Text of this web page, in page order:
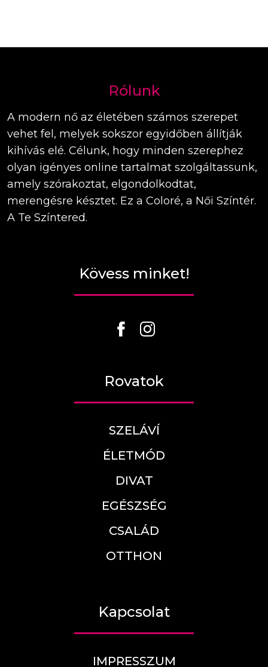
Rólunk
A modern nő az életében számos szerepet
vehet fel, melyek sokszor egyidőben állítják
kihívás elé. Célunk, hogy minden szerephez
olyan igényes online tartalmat szolgáltassunk,
amely szórakoztat, elgondolkodtat,
merengésre késztet. Ez a Coloré, a Női Színtér.
A Te Színtered.
Kövess minket!
Rovatok
SZELÁVÍ
ÉLETMÓD
DIVAT
EGÉSZSÉG
CSALÁD
OTTHON
Kapcsolat
IMPRESSZUM